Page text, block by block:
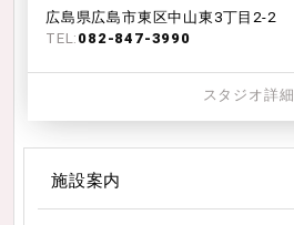
広島県広島市東区中山東3丁目2-2
TEL: 082-847-3990
スタジオ詳細
施設案内